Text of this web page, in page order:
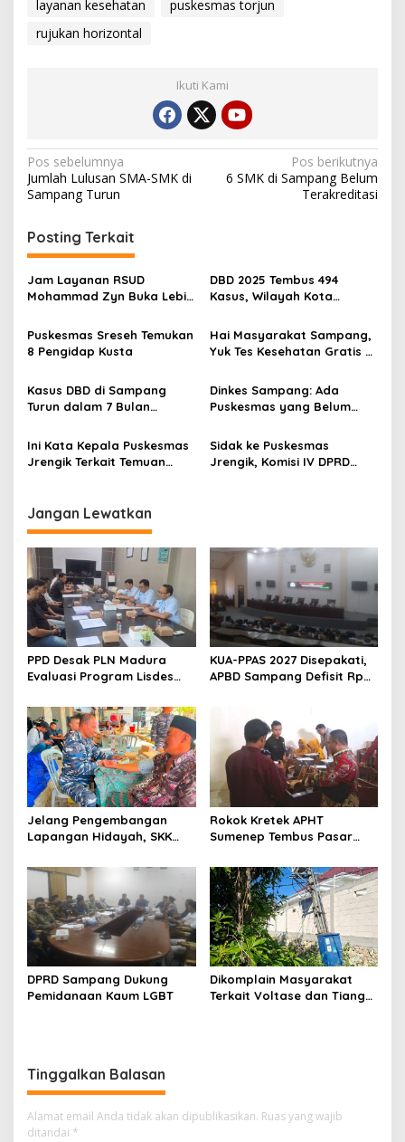
layanan kesehatan
puskesmas torjun
rujukan horizontal
Ikuti Kami
Navigasi
pos
Pos sebelumnya
Jumlah Lulusan SMA-SMK di
Sampang Turun
Pos berikutnya
6 SMK di Sampang Belum
Terakreditasi
Posting Terkait
Jam Layanan RSUD
Mohammad Zyn Buka Lebih
DBD 2025 Tembus 494
Kasus, Wilayah Kota
Terbanyak
Puskesmas Sreseh Temukan
8 Pengidap Kusta
Hai Masyarakat Sampang,
Yuk Tes Kesehatan Gratis di
Kasus DBD di Sampang
Turun dalam 7 Bulan
Dinkes Sampang: Ada
Puskesmas yang Belum
Ini Kata Kepala Puskesmas
Jrengik Terkait Temuan
Sidak ke Puskesmas
Jrengik, Komisi IV DPRD
Jangan Lewatkan
PPD Desak PLN Madura
Evaluasi Program Lisdes
KUA-PPAS 2027 Disepakati,
APBD Sampang Defisit Rp
Jelang Pengembangan
Lapangan Hidayah, SKK
Perkuat Sinergi dengan
Nelayan Sampang
Rokok Kretek APHT
Sumenep Tembus Pasar
DPRD Sampang Dukung
Pemidanaan Kaum LGBT
Dikomplain Masyarakat
Terkait Voltase dan Tiang
Tinggalkan Balasan
Alamat email Anda tidak akan dipublikasikan. Ruas yang wajib
ditandai *